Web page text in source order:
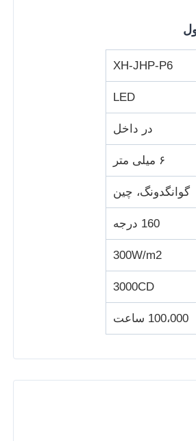
XH-JHP-P6
LED
در داخل
۶ میلی متر
گوانگدونگ، چین
160 درجه
300W/m2
3000CD
100،000 ساعت